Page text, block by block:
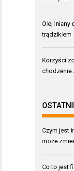
Olej lniany
trądzikiem
Korzyści
chodzenie
Czym jest
może
Co to jest